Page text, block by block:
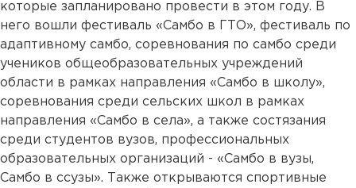
которые запланировано провести в этом году. В
него вошли фестиваль «Самбо в ГТО», фестиваль по
адаптивному самбо, соревнования по самбо среди
учеников общеобразовательных учреждений
области в рамках направления «Самбо в школу»,
соревнования среди сельских школ в рамках
направления «Самбо в села», а также состязания
среди студентов вузов, профессиональных
образовательных организаций - «Самбо в вузы,
Самбо в ссузы». Также открываются спортивные